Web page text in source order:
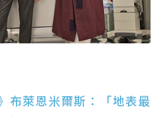
布萊恩米爾斯：「地表最